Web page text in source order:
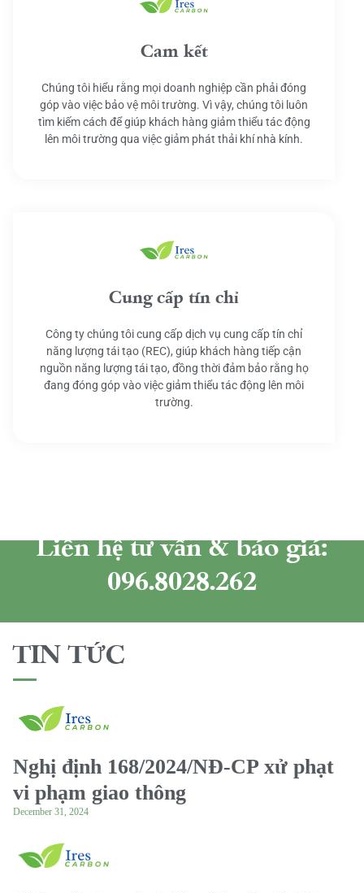
Cam kết
Chúng tôi hiểu rằng mọi doanh nghiệp cần phải đóng
góp vào việc bảo vệ môi trường. Vì vậy, chúng tôi luôn
tìm kiếm cách để giúp khách hàng giảm thiểu tác động
lên môi trường qua việc giảm phát thải khí nhà kính.
Cung cấp tín chỉ
Công ty chúng tôi cung cấp dịch vụ cung cấp tín chỉ
năng lượng tái tạo (REC), giúp khách hàng tiếp cận
nguồn năng lượng tái tạo, đồng thời đảm bảo rằng họ
đang đóng góp vào việc giảm thiểu tác động lên môi
trường.
Liên hệ tư vấn & báo giá:
096.8028.262
TIN TỨC
Nghị định 168/2024/NĐ-CP xử phạt
vi phạm giao thông
December 31, 2024